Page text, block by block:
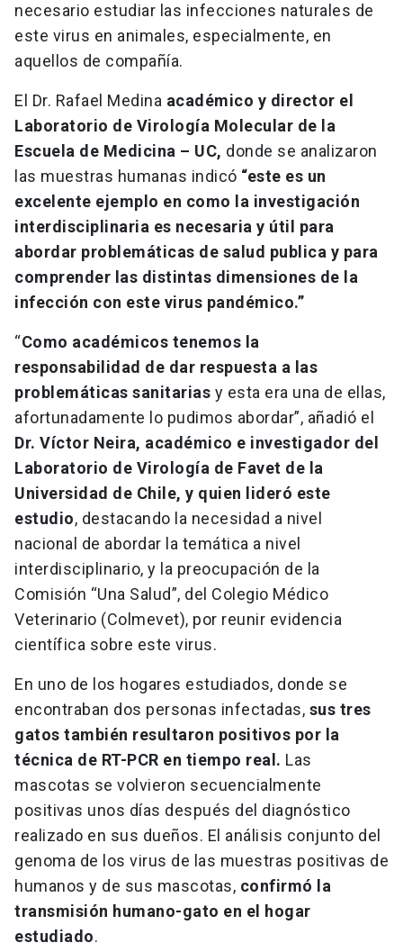
necesario estudiar las infecciones naturales de
este virus en animales, especialmente, en
aquellos de compañía.
El Dr. Rafael Medina académico y director el
Laboratorio de Virología Molecular de la
Escuela de Medicina – UC, donde se analizaron
las muestras humanas indicó “este es un
excelente ejemplo en como la investigación
interdisciplinaria es necesaria y útil para
abordar problemáticas de salud publica y para
comprender las distintas dimensiones de la
infección con este virus pandémico.”
“Como académicos tenemos la
responsabilidad de dar respuesta a las
problemáticas sanitarias y esta era una de ellas,
afortunadamente lo pudimos abordar”, añadió el
Dr. Víctor Neira, académico e investigador del
Laboratorio de Virología de Favet de la
Universidad de Chile, y quien lideró este
estudio, destacando la necesidad a nivel
nacional de abordar la temática a nivel
interdisciplinario, y la preocupación de la
Comisión “Una Salud”, del Colegio Médico
Veterinario (Colmevet), por reunir evidencia
científica sobre este virus.
En uno de los hogares estudiados, donde se
encontraban dos personas infectadas, sus tres
gatos también resultaron positivos por la
técnica de RT-PCR en tiempo real. Las
mascotas se volvieron secuencialmente
positivas unos días después del diagnóstico
realizado en sus dueños. El análisis conjunto del
genoma de los virus de las muestras positivas de
humanos y de sus mascotas, confirmó la
transmisión humano-gato en el hogar
estudiado.